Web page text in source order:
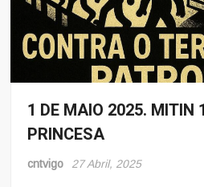
Eventos
1 DE MAIO 2025. MITIN
PRINCESA
cntvigo 27 Abril, 2025